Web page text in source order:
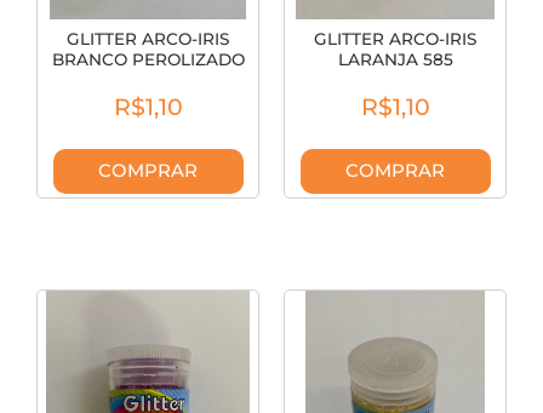
GLITTER ARCO-IRIS
BRANCO PEROLIZADO
R$1,10
COMPRAR
GLITTER ARCO-IRIS
LARANJA 585
R$1,10
COMPRAR